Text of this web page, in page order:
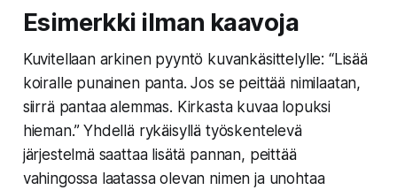
Esimerkki ilman kaavoja
Kuvitellaan arkinen pyyntö kuvankäsittelylle: “Lisää
koiralle punainen panta. Jos se peittää nimilaatan,
siirrä pantaa alemmas. Kirkasta kuvaa lopuksi
hieman.” Yhdellä rykäisyllä työskentelevä
järjestelmä saattaa lisätä pannan, peittää
vahingossa laatassa olevan nimen ja unohtaa